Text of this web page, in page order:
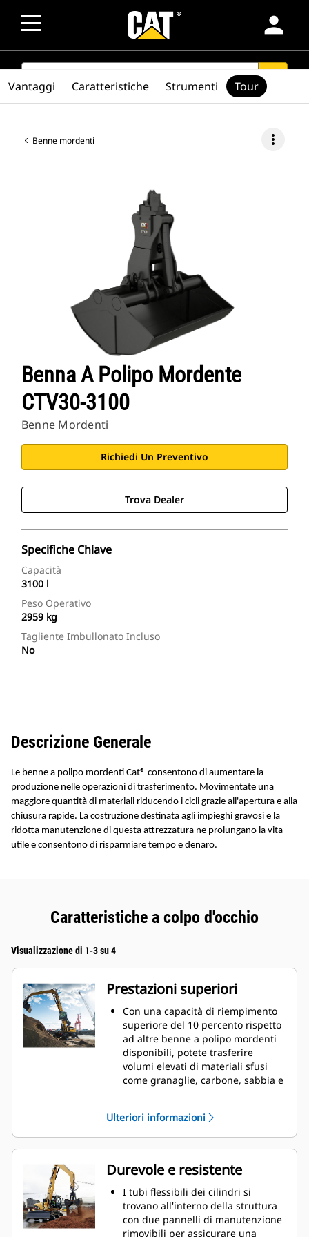
person
SEARCH search
Benne mordenti more_vert
Benna A Polipo Mordente
CTV30-3100
Benne Mordenti
Richiedi Un Preventivo
Trova Dealer
Specifiche Chiave
Capacità
3100 l
Peso Operativo
2959 kg
Tagliente Imbullonato Incluso
No
Vantaggi Caratteristiche Strumenti Tour
Descrizione Generale
Le benne a polipo mordenti Cat® consentono di aumentare la
produzione nelle operazioni di trasferimento. Movimentate una
maggiore quantità di materiali riducendo i cicli grazie all'apertura e alla
chiusura rapide. La costruzione destinata agli impieghi gravosi e la
ridotta manutenzione di questa attrezzatura ne prolungano la vita
utile e consentono di risparmiare tempo e denaro.
Caratteristiche a colpo d'occhio
Visualizzazione di 1-3 su 4
Prestazioni superiori
Con una capacità di riempimento
superiore del 10 percento rispetto
ad altre benne a polipo mordenti
disponibili, potete trasferire
volumi elevati di materiali sfusi
come granaglie, carbone, sabbia e
produzione con l'ampia apertura
delle valve per il materiale sfuso.
L'elevata forza di chiusura delle
valve della benna, unita
all'apertura e alla chiusura rapide,
consente di ottenere cicli più brevi
e di rimanere concentrati sul
lavoro per spostare un maggior
numero di tonnellate all'ora.
Ulteriori informazioni
Durevole e resistente
I tubi flessibili dei cilindri si
trovano all'interno della struttura
con due pannelli di manutenzione
rimovibili per assicurare una